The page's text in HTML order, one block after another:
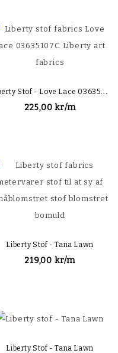
L
Iberty Stof - Love Lace 03635107C
225,00 kr/m
Liberty Stof - Tana Lawn
219,00 kr/m
Liberty Stof - Tana Lawn